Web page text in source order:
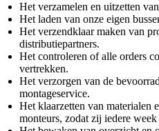
Het verzamelen en uitzetten
Het laden van onze eigen
Het verzendklaar maken van
distributiepartners.
Het controleren of alle orders
vertrekken.
Het verzorgen van de
montageservice.
Het klaarzetten van materialen
monteurs, zodat zij iedere